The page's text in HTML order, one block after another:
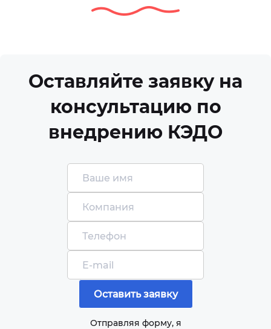
Оставляйте заявку на
консультацию по
внедрению КЭДО
Отправляя форму, я